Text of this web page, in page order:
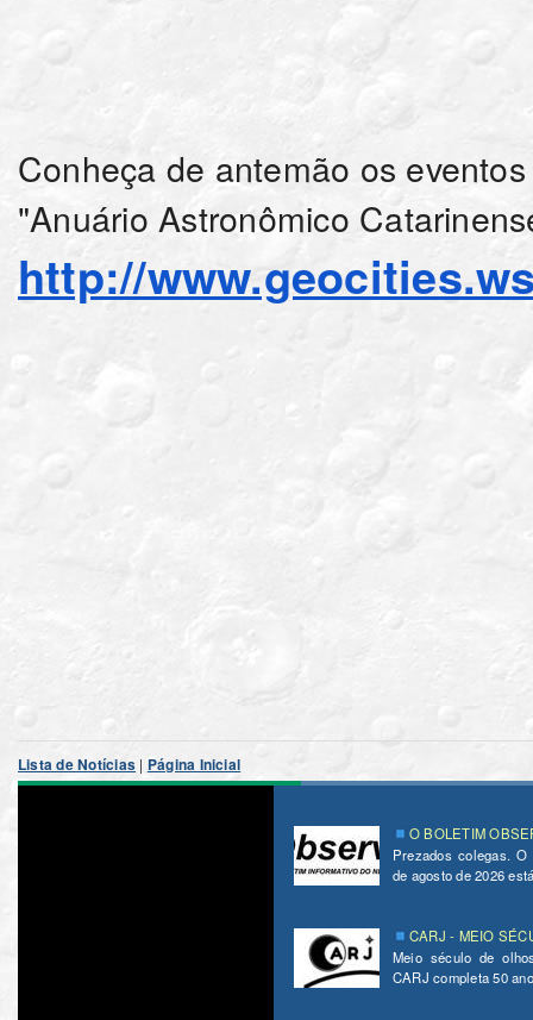
Conheça de antemão os
"Anuário Astronômico
http://
Lista de Notícias | Página Inicial
O BOLETIM
Prezados colegas.
de agosto de 2026
CARJ - MEIO
Meio século de
CARJ completa 50